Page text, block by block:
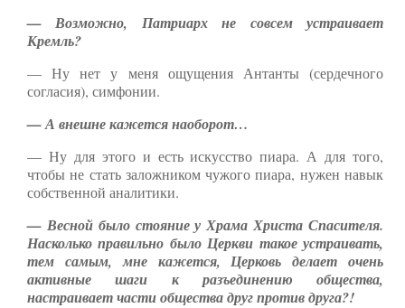
— Возможно, Патриарх не совсем устраивает
Кремль?
— Ну нет у меня ощущения Антанты (сердечного
согласия), симфонии.
— А внешне кажется наоборот…
— Ну для этого и есть искусство пиара. А для того,
чтобы не стать заложником чужого пиара, нужен навык
собственной аналитики.
— Весной было стояние у Храма Христа Спасителя.
Насколько правильно было Церкви такое устраивать,
тем самым, мне кажется, Церковь делает очень
активные шаги к разъединению общества,
настраивает части общества друг против друга?!